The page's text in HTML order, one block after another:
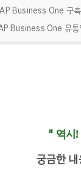
Business One 구
Business One 유통
" 역시
궁금한